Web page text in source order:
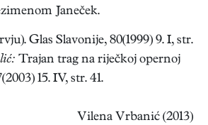
Janeček.
Glas Slavonije, 80(1999) 9. I, str.
Trajan trag na riječkoj opernoj
15. IV, str. 41.
Vilena Vrbanić (2013)